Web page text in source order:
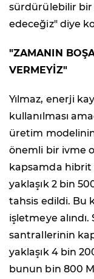
sürdürülebilir bir
edeceğiz" diye
"ZAMANIN
VERMEYİZ"
Yılmaz, enerji
kullanılması
üretim
önemli bir ivme
kapsamda hibrit
yaklaşık 2 bin
tahsis edildi. Bu
işletmeye
santrallerinin
yaklaşık 4 bin
bunun bin 800